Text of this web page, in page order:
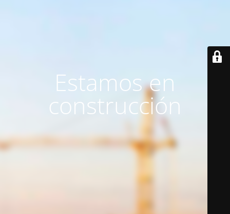
Estamos en
construcción